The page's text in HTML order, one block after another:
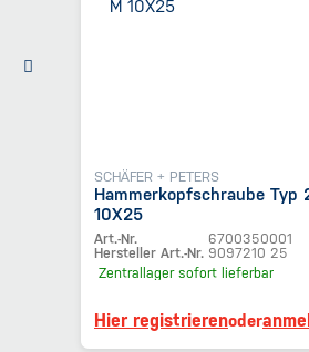
SCHÄFER + PETERS
Hammerkopfschraube Typ
10X25
Art.-Nr.
6700350001
Hersteller Art.-Nr. 9097210 25
Zentrallager sofort lieferbar
Hier registrierenoder